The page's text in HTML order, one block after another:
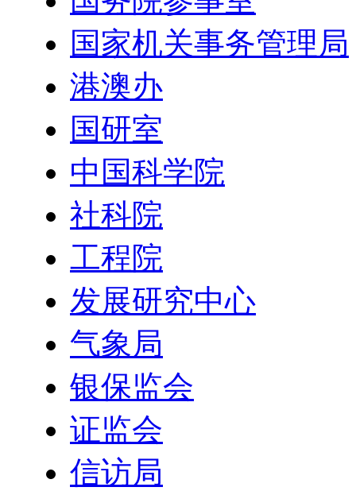
国家机关事务管理局
港澳办
国研室
中国科学院
社科院
工程院
发展研究中心
气象局
银保监会
证监会
信访局